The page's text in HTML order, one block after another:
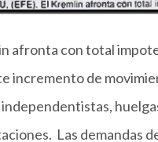
afronta con total
incremento de
Las demandas